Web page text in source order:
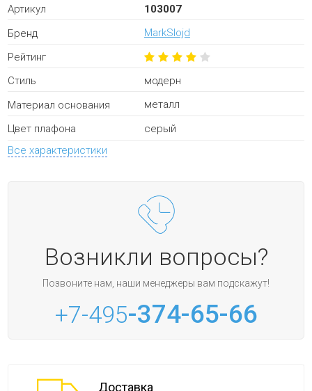
Артикул
103007
Бренд
MarkSlojd
Рейтинг
Стиль
модерн
Материал основания
металл
Цвет плафона
серый
Все характеристики
Возникли вопросы?
Позвоните нам, наши менеджеры вам подскажут!
+7-495-374-65-66
Доставка